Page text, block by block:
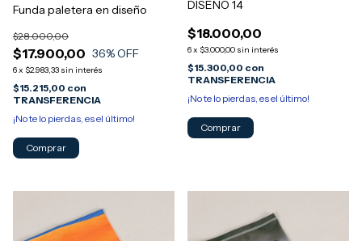
Funda paletera en diseño
$17.900,00
$28.000,00
36% OFF
6x $2.983,33 sin interés
$15.215,00 con
TRANSFERENCIA
¡No te lo pierdas, es el último!
Comprar
DISEÑO 14
$18.000,00
6x $3.000,00 sin interés
$15.300,00 con
TRANSFERENCIA
¡No te lo pierdas, es el último!